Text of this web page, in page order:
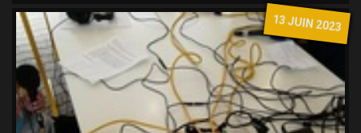
13 JUIN 2023